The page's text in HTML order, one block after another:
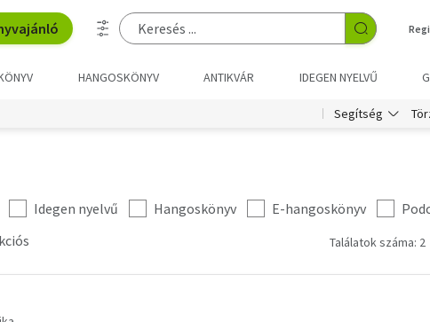
HANGOSKÖNYV ANTIKVÁR IDEGEN NYELVŰ
Segítség
Idegen nyelvű Hangoskönyv E-hangoskönyv
Találatok száma: 2